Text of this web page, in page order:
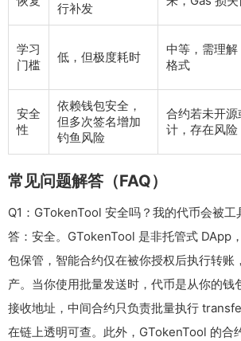
行补发
学习
门槛
低，但极度耗时
中等，需理解
格式
安全
性
依赖钱包安全，
但多次签名增加
钓鱼风险
合约若未开源
计，存在风险
常见问题解答（FAQ）
Q1：GTokenTool 安全吗？我的代币会被工
答：安全。GTokenTool 是非托管式 DApp
包保管，智能合约仅在被你授权后执行转账
产。当你使用批量发送时，代币是从你的钱
接收地址，中间合约只负责批量执行
在链上透明可查。此外，GTokenTool 的合